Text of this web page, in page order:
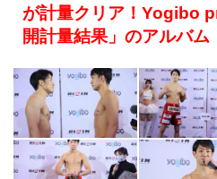
が計量クリア！Yogibo
開計量結果」のアルバム